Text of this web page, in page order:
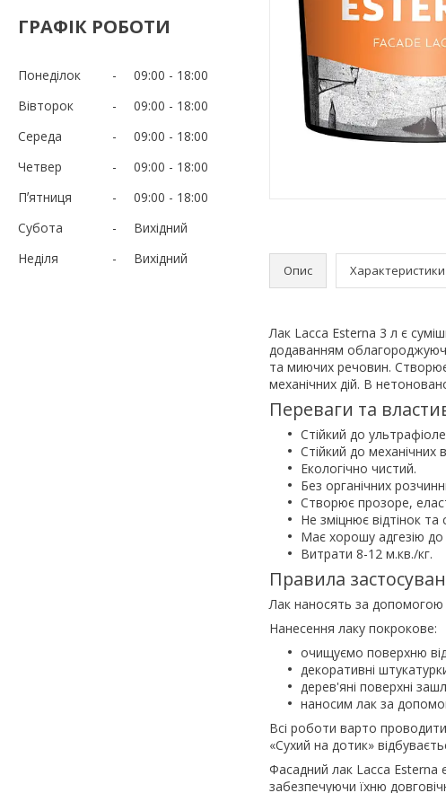
ГРАФІК РОБОТИ
Понеділок 09:00
18:00
Вівторок
09:00
18:00
Середа
09:00
18:00
Четвер
09:00
18:00
Пʼятниця
09:00
18:00
Субота
Вихідний
Неділя
Вихідний
Опис Характеристики
Лак Lacca Esterna 3 л є
додаванням
та миючих речовин.
механічних дій. В
Переваги та
Стійкий до
Стійкий до механічних
Екологічно чистий.
Без органічних
Створює прозоре,
Не зміцнює відтінок та
Має хорошу адгезію до
Витрати 8-12 м.кв./кг.
Правила
Лак наносять за допомогою
Нанесення лаку покрокове:
очищуємо поверхню
декоративні
дерев'яні поверхні
наносим лак за
Всі роботи варто
«Сухий на дотик»
Фасадний лак Lacca Esterna
забезпечуючи їхню